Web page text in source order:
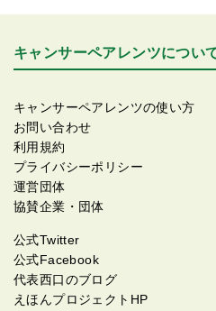
キャンサーペアレンツについ
キャンサーペアレンツの使い方
お問い合わせ
利用規約
プライバシーポリシー
運営団体
協賛企業・団体
公式Twitter
公式Facebook
代表西口のブログ
えほんプロジェクトHP